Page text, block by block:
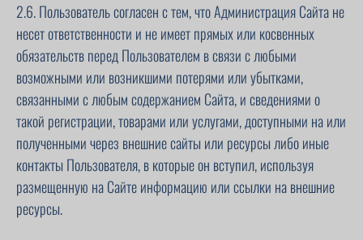
2.6. Пользователь согласен с тем, что Администрация Сайта не
несет ответственности и не имеет прямых или косвенных
обязательств перед Пользователем в связи с любыми
возможными или возникшими потерями или убытками,
связанными с любым содержанием Сайта, и сведениями о
такой регистрации, товарами или услугами, доступными на или
полученными через внешние сайты или ресурсы либо иные
контакты Пользователя, в которые он вступил, используя
размещенную на Сайте информацию или ссылки на внешние
ресурсы.